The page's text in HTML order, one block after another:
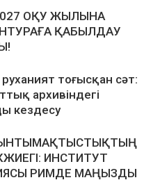
ОҚУ ЖЫЛЫНА
ҚАБЫЛДАУ
тоғысқан сәт:
архивіндегі
кездесу
ИНСТИТУТ
РИМДЕ МАҢЫЗДЫ